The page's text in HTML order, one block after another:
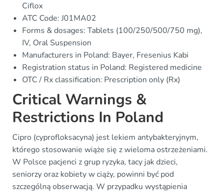
Ciflox
ATC Code: J01MA02
Forms & dosages: Tablets (100/250/500/750 mg),
IV, Oral Suspension
Manufacturers in Poland: Bayer, Fresenius Kabi
Registration status in Poland: Registered medicine
OTC / Rx classification: Prescription only (Rx)
Critical Warnings &
Restrictions In Poland
Cipro (cyprofloksacyna) jest lekiem antybakteryjnym,
którego stosowanie wiąże się z wieloma ostrzeżeniami.
W Polsce pacjenci z grup ryzyka, tacy jak dzieci,
seniorzy oraz kobiety w ciąży, powinni być pod
szczególną obserwacją. W przypadku wystąpienia